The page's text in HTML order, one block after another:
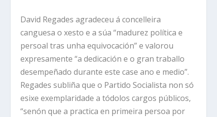
David Regades agradeceu á concelleira
canguesa o xesto e a súa “madurez política e
persoal tras unha equivocación” e valorou
expresamente “a dedicación e o gran traballo
desempeñado durante este case ano e medio”.
Regades subliña que o Partido Socialista non só
esixe exemplaridade a tódolos cargos públicos,
“senón que a practica en primeira persoa por